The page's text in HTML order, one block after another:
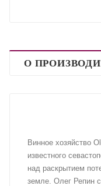
О
Винное хозяйство
известного
над раскрытием
земле. Олег Репин